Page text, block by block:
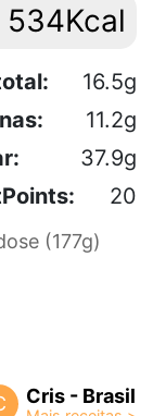
534Kcal
16.5g
11.2g
37.9g
20
(177g)
Cris - Brasil